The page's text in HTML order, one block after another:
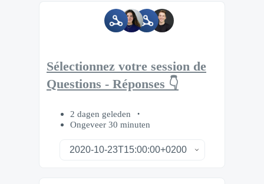
Sélectionnez votre session de
Questions - Réponses 👇
2 dagen geleden
Ongeveer 30 minuten